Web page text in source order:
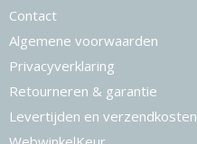
Contact
Algemene voorwaarden
Privacyverklaring
Retourneren & garantie
Levertijden en verzendkosten